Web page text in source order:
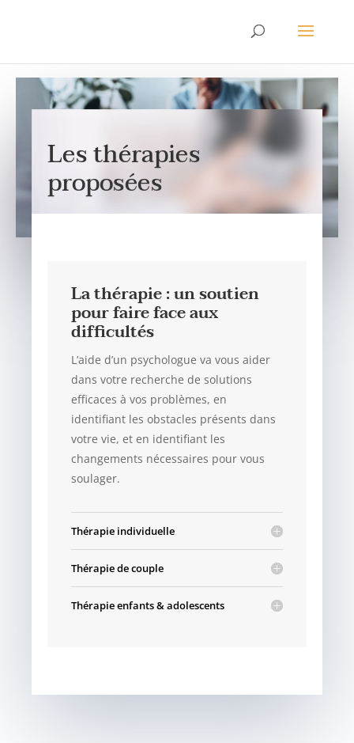
Les thérapies
proposées
La thérapie : un soutien
pour faire face aux
difficultés
L’aide d’un psychologue va vous aider
dans votre recherche de solutions
efficaces à vos problèmes, en
identifiant les obstacles présents dans
votre vie, et en identifiant les
changements nécessaires pour vous
soulager.
Thérapie individuelle
Thérapie de couple
Thérapie enfants & adolescents